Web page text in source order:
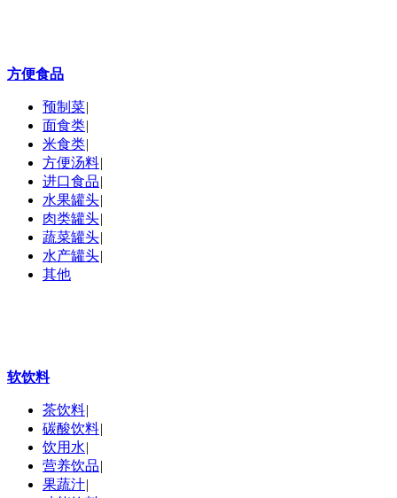
方便食品
预制菜|
面食类|
米食类|
方便汤料|
进口食品|
水果罐头|
肉类罐头|
蔬菜罐头|
水产罐头|
其他
软饮料
茶饮料|
碳酸饮料|
饮用水|
营养饮品|
果蔬汁|